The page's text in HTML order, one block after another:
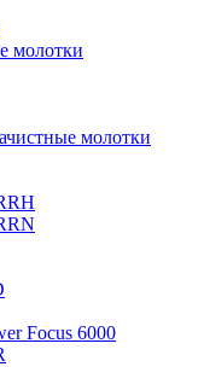
молотки
молотки
Focus 6000